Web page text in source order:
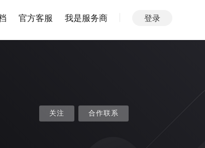
官方客服 我是服务商 登录
关注 合作联系